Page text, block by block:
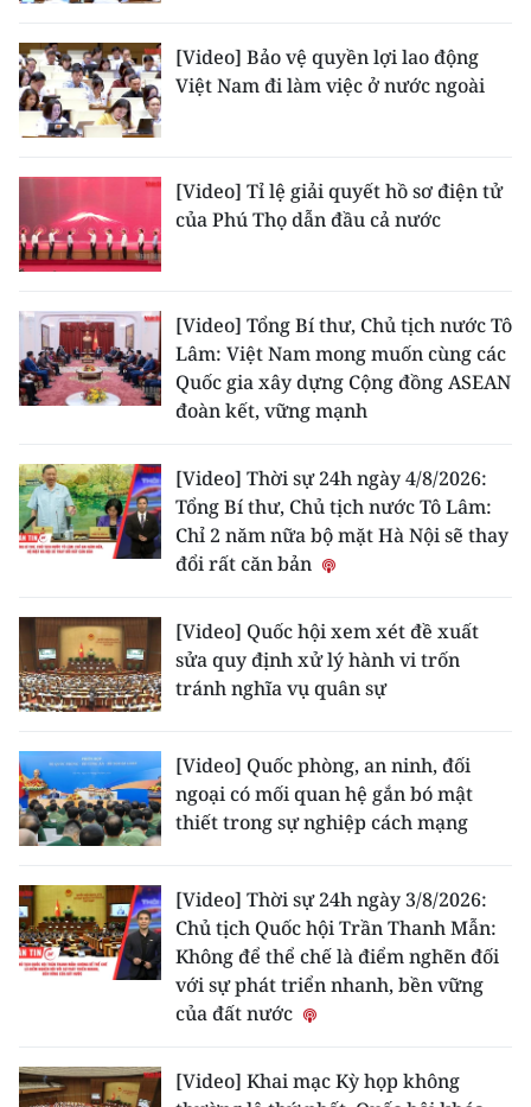
中文
FRANÇAIS
РУССКИЙ
ESPAÑOL
[Video] Bảo vệ quyền lợi lao động
Việt Nam đi làm việc ở nước ngoài
[Video] Tỉ lệ giải quyết hồ sơ điện tử
của Phú Thọ dẫn đầu cả nước
[Video] Tổng Bí thư, Chủ tịch nước Tô
Lâm: Việt Nam mong muốn cùng các
Quốc gia xây dựng Cộng đồng ASEAN
đoàn kết, vững mạnh
[Video] Thời sự 24h ngày 4/8/2026:
Tổng Bí thư, Chủ tịch nước Tô Lâm:
Chỉ 2 năm nữa bộ mặt Hà Nội sẽ thay
đổi rất căn bản
[Video] Quốc hội xem xét đề xuất
sửa quy định xử lý hành vi trốn
tránh nghĩa vụ quân sự
[Video] Quốc phòng, an ninh, đối
ngoại có mối quan hệ gắn bó mật
thiết trong sự nghiệp cách mạng
[Video] Thời sự 24h ngày 3/8/2026:
Chủ tịch Quốc hội Trần Thanh Mẫn:
Không để thể chế là điểm nghẽn đối
với sự phát triển nhanh, bền vững
của đất nước
[Video] Khai mạc Kỳ họp không